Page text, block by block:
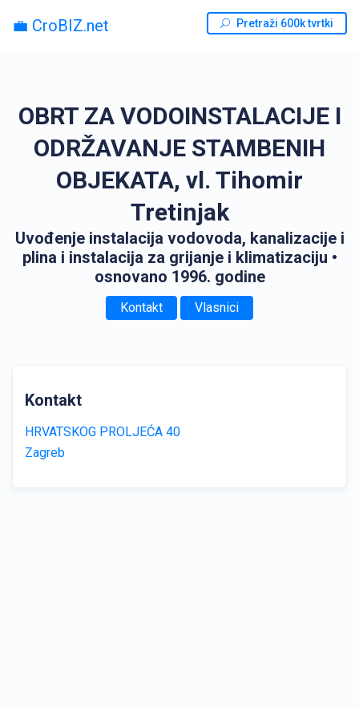
💼 CroBIZ.net Pretraži 600k tvrtki
OBRT ZA VODOINSTALACIJE I
ODRŽAVANJE STAMBENIH
OBJEKATA, vl. Tihomir
Tretinjak
Uvođenje instalacija vodovoda, kanalizacije i
plina i instalacija za grijanje i klimatizaciju •
osnovano 1996. godine
Kontakt Vlasnici
Kontakt
HRVATSKOG PROLJEĆA 40
Zagreb